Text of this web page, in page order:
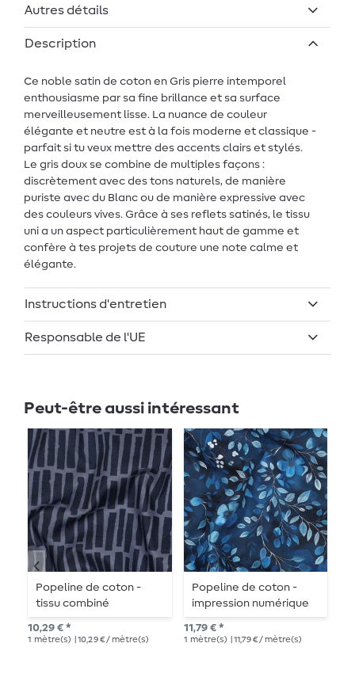
Autres détails
Description
Ce noble satin de coton en Gris pierre intemporel
enthousiasme par sa fine brillance et sa surface
merveilleusement lisse. La nuance de couleur
élégante et neutre est à la fois moderne et classique -
parfait si tu veux mettre des accents clairs et stylés.
Le gris doux se combine de multiples façons :
discrètement avec des tons naturels, de manière
puriste avec du Blanc ou de manière expressive avec
des couleurs vives. Grâce à ses reflets satinés, le tissu
uni a un aspect particulièrement haut de gamme et
confère à tes projets de couture une note calme et
élégante.
Instructions d'entretien
Responsable de l'UE
Peut-être aussi intéressant
Popeline de coton -
tissu combiné
bâtonnets Navy
10,29 € *
1 mètre(s) | 10,29 € / mètre(s)
Popeline de coton -
impression numérique
branches de fleurs
bleues
11,79 € *
1 mètre(s) | 11,79 € / mètre(s)